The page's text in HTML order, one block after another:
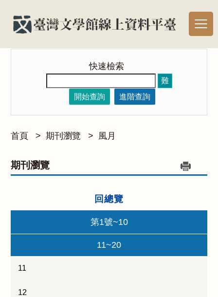
快速檢索
難
開始查詢
進階查詢
首頁 > 期刊瀏覽 > 風月
期刊瀏覽
回總覽
第1號~10
11~20
11
12